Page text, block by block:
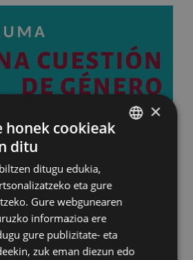
×
honek cookieak
ditu
ditugu edukia,
eta gure
Gure webgunearen
informazioa ere
gure publizitate- eta
zuk eman diezun edo